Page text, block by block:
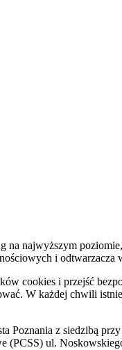
na najwyższym
i odtwarzacza
cookies i przejść
W każdej chwili
z siedzibą
(PCSS) ul.